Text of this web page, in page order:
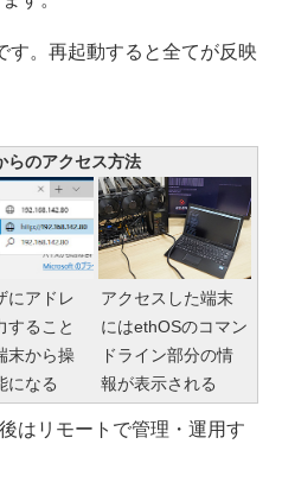
。再起動すると全てが反映
らのアクセス方法
にアドレ
すること
末から操
になる
アクセスした端末
にはethOSのコマン
ドライン部分の情
報が表示される
はリモートで管理・運用す